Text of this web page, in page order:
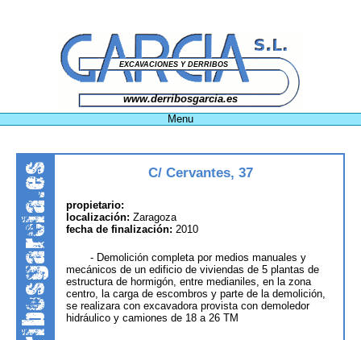
EXCAVACIONES Y DERRIBOS
www.derribosgarcia.es
Trabajos Realizados
Maquinaria
Medio Ambiente
Contacto
Menu
C/ Cervantes, 37
propietario:
localización: Zaragoza
fecha de finalización: 2010
- Demolición completa por medios manuales y
mecánicos de un edificio de viviendas de 5 plantas de
estructura de hormigón, entre medianiles, en la zona
centro, la carga de escombros y parte de la demolición,
se realizara con excavadora provista con demoledor
hidráulico y camiones de 18 a 26 TM